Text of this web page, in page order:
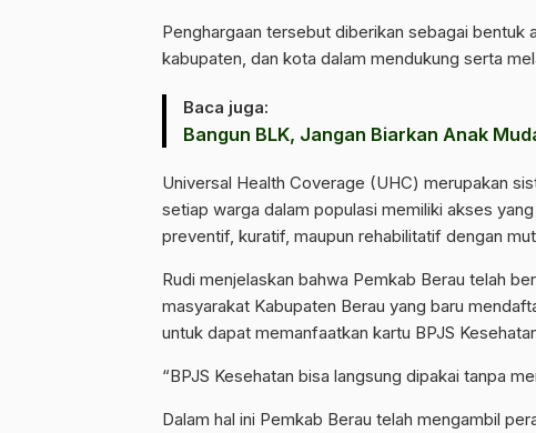
Penghargaan tersebut diberikan sebagai bentuk
kabupaten, dan kota dalam mendukung serta
Baca juga:
Bangun BLK, Jangan Biarkan Anak
Universal Health Coverage (UHC) merupakan
setiap warga dalam populasi memiliki akses
preventif, kuratif, maupun rehabilitatif dengan
Rudi menjelaskan bahwa Pemkab Berau telah
masyarakat Kabupaten Berau yang baru
untuk dapat memanfaatkan kartu BPJS
“BPJS Kesehatan bisa langsung dipakai tanpa
Dalam hal ini Pemkab Berau telah mengambil